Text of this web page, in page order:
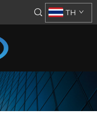
TH